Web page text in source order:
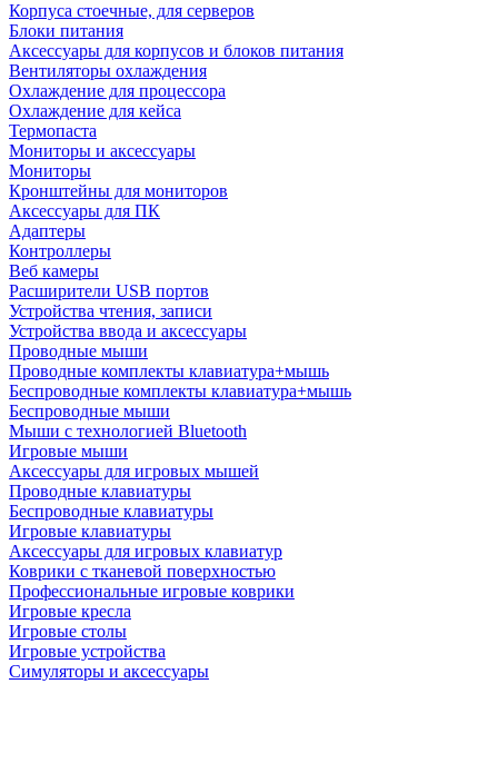
Корпуса стоечные, для серверов
Блоки питания
Аксессуары для корпусов и блоков питания
Вентиляторы охлаждения
Охлаждение для процессора
Охлаждение для кейса
Термопаста
Мониторы и аксессуары
Мониторы
Кронштейны для мониторов
Аксессуары для ПК
Адаптеры
Контроллеры
Веб камеры
Расширители USB портов
Устройства чтения, записи
Устройства ввода и аксессуары
Проводные мыши
Проводные комплекты клавиатура+мышь
Беспроводные комплекты клавиатура+мышь
Беспроводные мыши
Мыши с технологией Bluetooth
Игровые мыши
Аксессуары для игровых мышей
Проводные клавиатуры
Беспроводные клавиатуры
Игровые клавиатуры
Аксессуары для игровых клавиатур
Коврики с тканевой поверхностью
Профессиональные игровые коврики
Игровые кресла
Игровые столы
Игровые устройства
Симуляторы и аксессуары